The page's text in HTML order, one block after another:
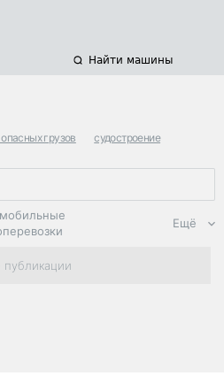
Найти машины
грузов судостроение
Ещё
публикации